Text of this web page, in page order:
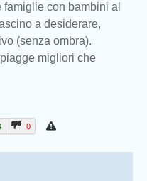
con bambini al
a desiderare,
(senza ombra).
migliori che
0